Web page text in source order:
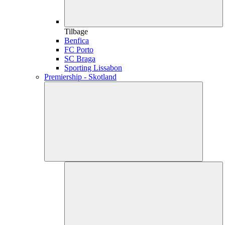
Tilbage
Benfica
FC Porto
SC Braga
Sporting Lissabon
Premiership - Skotland